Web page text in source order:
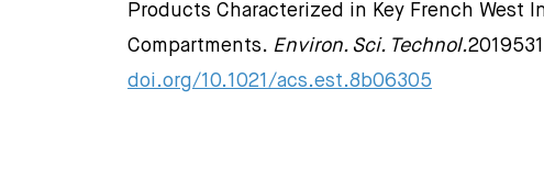
Products Characterized in Key French West
Compartments. Environ. Sci. Technol.
doi.org/10.1021/acs.est.8b06305